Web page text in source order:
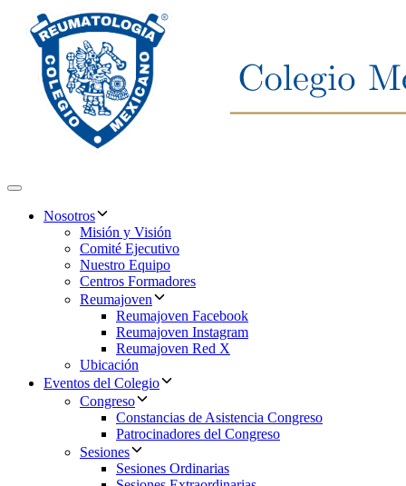
Toggle navigation
Nosotros
Misión y Visión
Comité Ejecutivo
Nuestro Equipo
Centros Formadores
Reumajoven
Reumajoven Facebook
Reumajoven Instagram
Reumajoven Red X
Ubicación
Eventos del Colegio
Congreso
Constancias de Asistencia Congreso
Patrocinadores del Congreso
Sesiones
Sesiones Ordinarias